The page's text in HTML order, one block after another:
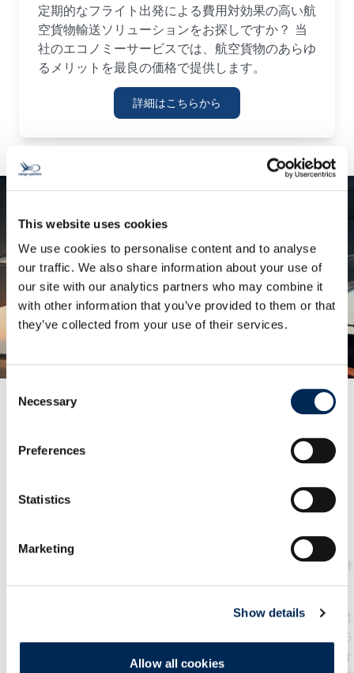
This website uses cookies
We use cookies to personalise content and to analyse
our traffic. We also share information about your use of
our site with our analytics partners who may combine it
with other information that you’ve provided to them or that
they’ve collected from your use of their services.
Selection
Necessary
Preferences
Statistics
Marketing
Show details
Allow all cookies
定期的なフライト出発による費用対効果の高い航
空貨物輸送ソリューションをお探しですか？ 当
社のエコノミーサービスでは、航空貨物のあらゆ
るメリットを最良の価格で提供します。
詳細はこちらから
航空輸送の動向
詳細はこちらから
様の貨物を世界中のどの大陸
トラック
西欧、中欧、東
出発し、短いト
イムで配送しま